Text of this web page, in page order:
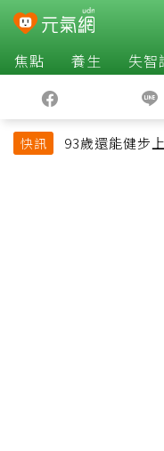
焦點 養生 失智
快訊
93歲還能健步